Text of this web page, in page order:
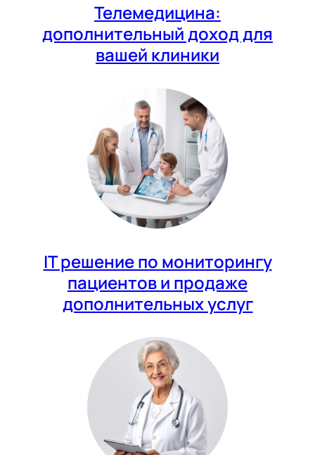
Телемедицина:
дополнительный доход для
вашей клиники
IT решение по мониторингу
пациентов и продаже
дополнительных услуг